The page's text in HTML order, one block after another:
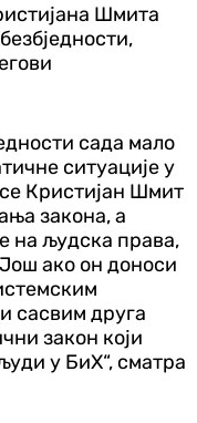
Шмита
сада мало
ситуације у
Кристијан Шмит
закона, а
на људска права,
ако он доноси
сасвим друга
закон који
у БиХ“, сматра